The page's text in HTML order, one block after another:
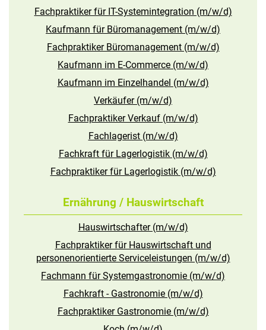
Fachpraktiker für IT-Systemintegration (m/w/d)
Kaufmann für Büromanagement (m/w/d)
Fachpraktiker Büromanagement (m/w/d)
Kaufmann im E-Commerce (m/w/d)
Kaufmann im Einzelhandel (m/w/d)
Verkäufer (m/w/d)
Fachpraktiker Verkauf (m/w/d)
Fachlagerist (m/w/d)
Fachkraft für Lagerlogistik (m/w/d)
Fachpraktiker für Lagerlogistik (m/w/d)
Ernährung / Hauswirtschaft
Hauswirtschafter (m/w/d)
Fachpraktiker für Hauswirtschaft und
personenorientierte Serviceleistungen (m/w/d)
Fachmann für Systemgastronomie (m/w/d)
Fachkraft - Gastronomie (m/w/d)
Fachpraktiker Gastronomie (m/w/d)